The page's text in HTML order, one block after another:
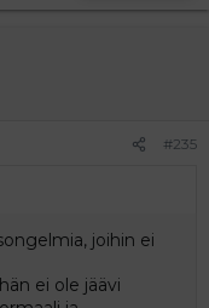
#235
joihin ei
ei ole jäävi